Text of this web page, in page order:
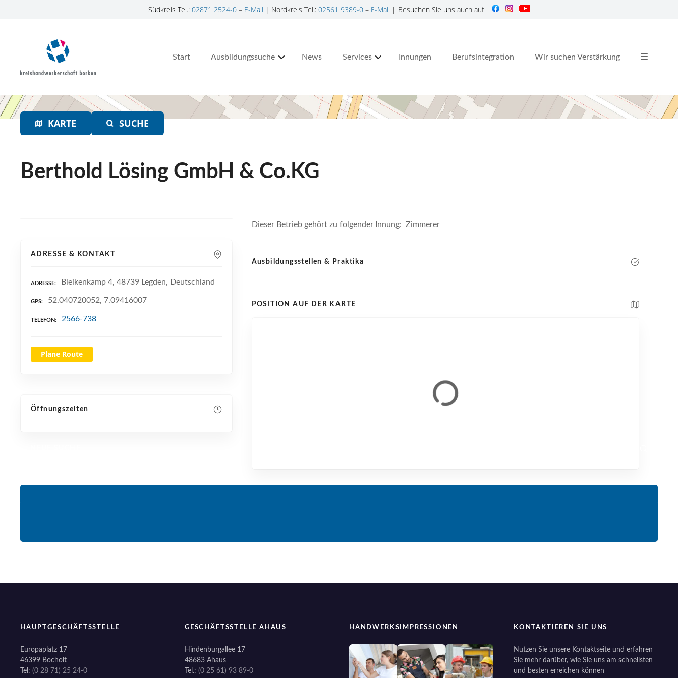
Südkreis Tel.: 02871 2524-0– E-Mail | Nordkreis Tel.: 02561 9389-0– E-Mail | Besuchen Sie uns auch auf
a
t
Start Ausbildungssuche News Services Innungen Berufsintegration Wir suchen Verstärkung
KARTE SUCHE
Berthold Lösing GmbH & Co.KG
ADRESSE & KONTAKT
ADRESSE Bleikenkamp 4, 48739 Legden, Deutschland
GPS 52.040720052, 7.09416007
TELEFON 2566-738
Plane Route
Öffnungszeiten
Dieser Betrieb gehört zu folgender Innung: Zimmerer
Ausbildungsstellen & Praktika
POSITION AUF DER KARTE
HAUPTGESCHÄFTSSTELLE
Europaplatz 17
46399 Bocholt
Tel: (0 28 71) 25 24-0
GESCHÄFTSSTELLE AHAUS
Hindenburgallee 17
48683 Ahaus
Tel.: (0 25 61) 93 89-0
HANDWERKSIMPRESSIONEN KONTAKTIEREN SIE UNS
Nutzen Sie unsere Kontaktseite und erfahren
Sie mehr darüber, wie Sie uns am schnellsten
und besten erreichen können